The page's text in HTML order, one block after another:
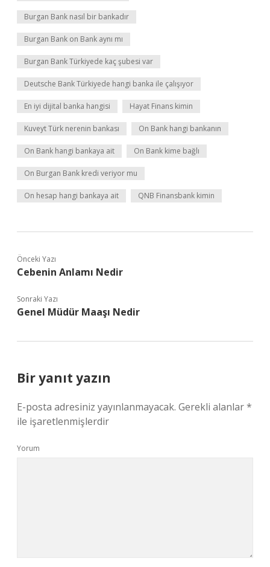
Burgan Bank nasıl bir bankadır
Burgan Bank on Bank aynı mı
Burgan Bank Türkiyede kaç şubesi var
Deutsche Bank Türkiyede hangi banka ile çalışıyor
En iyi dijital banka hangisi Hayat Finans kimin
Kuveyt Türk nerenin bankası On Bank hangi bankanın
On Bank hangi bankaya ait On Bank kime bağlı
On Burgan Bank kredi veriyor mu
On hesap hangi bankaya ait QNB Finansbank kimin
Önceki Yazı
Cebenin Anlamı Nedir
Sonraki Yazı
Genel Müdür Maaşı Nedir
Bir yanıt yazın
E-posta adresiniz yayınlanmayacak. Gerekli alanlar*
ile işaretlenmişlerdir
Yorum